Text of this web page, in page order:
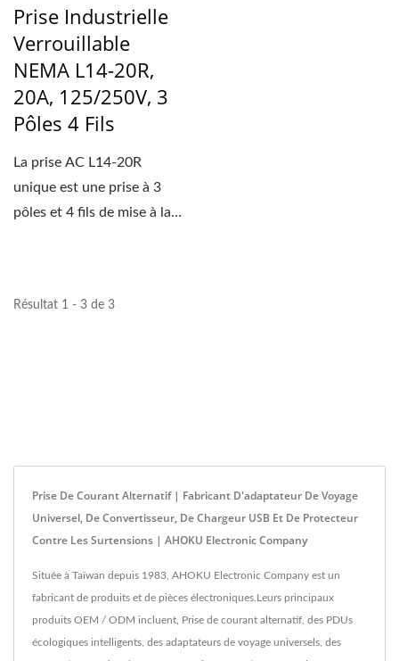
Prise Industrielle
Verrouillable
NEMA L14-20R,
20A, 125/250V, 3
Pôles 4 Fils
La prise AC L14-20R
unique est une prise à 3
pôles et 4 fils de mise à la
Résultat 1 - 3 de 3
Prise De Courant Alternatif | Fabricant D'adaptateur De Voyage
Universel, De Convertisseur, De Chargeur USB Et De Protecteur
Contre Les Surtensions | AHOKU Electronic Company
Située à Taïwan depuis 1983, AHOKU Electronic Company est un
fabricant de produits et de pièces électroniques.Leurs principaux
produits OEM / ODM incluent, Prise de courant alternatif, des PDUs
écologiques intelligents, des adaptateurs de voyage universels, des